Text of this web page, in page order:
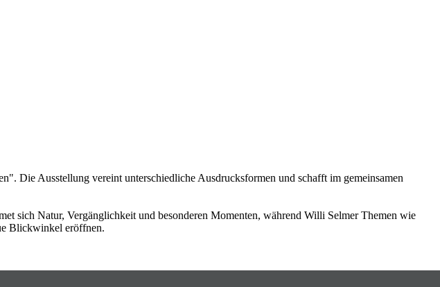
Die Ausstellung vereint unterschiedliche Ausdrucksformen und schafft im gemeinsamen
sich Natur, Vergänglichkeit und besonderen Momenten, während Willi Selmer Themen wie
Blickwinkel eröffnen.